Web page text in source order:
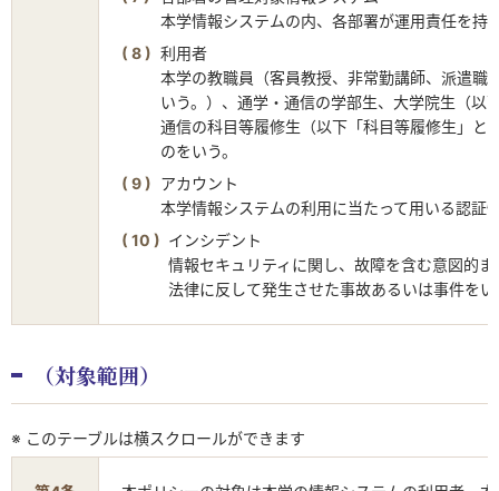
本学情報システムの内、各部署が運用責任を持
利用者
本学の教職員（客員教授、非常勤講師、派遣職
いう。）、通学・通信の学部生、大学院生（以
通信の科目等履修生（以下「科目等履修生」と
のをいう。
アカウント
本学情報システムの利用に当たって用いる認証
インシデント
情報セキュリティに関し、故障を含む意図的
法律に反して発生させた事故あるいは事件をい
（対象範囲）
※ このテーブルは横スクロールができます